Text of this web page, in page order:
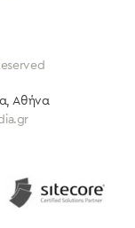
, Αθήνα